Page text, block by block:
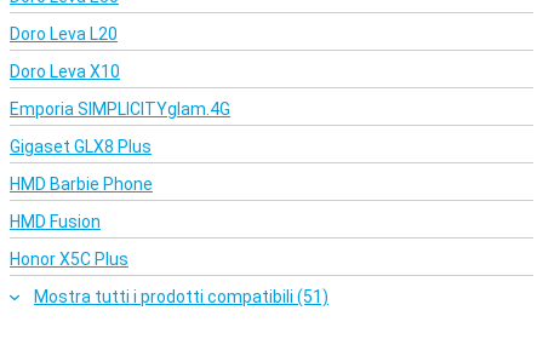
Doro Leva L20
Doro Leva X10
Emporia SIMPLICITYglam.4G
Gigaset GLX8 Plus
HMD Barbie Phone
HMD Fusion
Honor X5C Plus
Mostra tutti i prodotti compatibili (51)